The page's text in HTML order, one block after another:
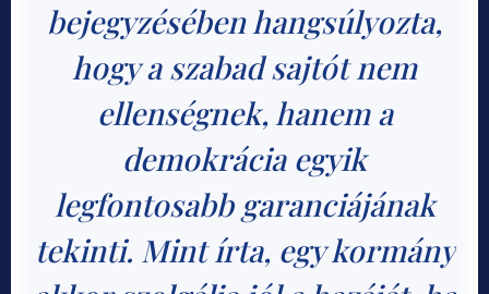
bejegyzésében hangsúlyozta,
hogy a szabad sajtót nem
ellenségnek, hanem a
demokrácia egyik
legfontosabb garanciájának
tekinti. Mint írta, egy kormány